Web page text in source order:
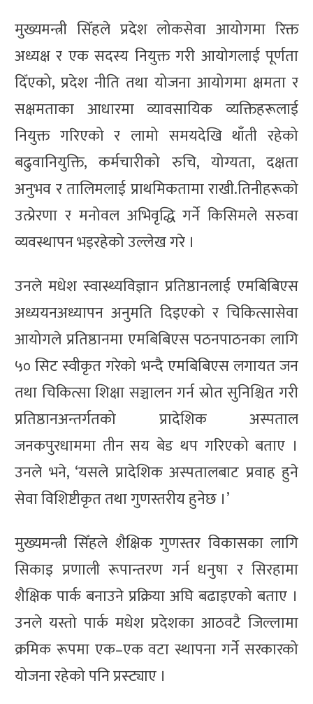
मुख्यमन्त्री सिँहले प्रदेश लोकसेवा आयोगमा रिक्त
अध्यक्ष र एक सदस्य नियुक्त गरी आयोगलाई पूर्णता
दिँएको, प्रदेश नीति तथा योजना आयोगमा क्षमता र
सक्षमताका आधारमा व्यावसायिक व्यक्तिहरूलाई
नियुक्त गरिएको र लामो समयदेखि थाँती रहेको
बढुवानियुक्ति, कर्मचारीको रुचि, योग्यता, दक्षता
अनुभव र तालिमलाई प्राथमिकतामा राखी.तिनीहरूको
उत्प्रेरणा र मनोवल अभिवृद्धि गर्ने किसिमले सरुवा
व्यवस्थापन भइरहेको उल्लेख गरे ।
उनले मधेश स्वास्थ्यविज्ञान प्रतिष्ठानलाई एमबिबिएस
अध्ययनअध्यापन अनुमति दिइएको र चिकित्सासेवा
आयोगले प्रतिष्ठानमा एमबिबिएस पठनपाठनका लागि
५० सिट स्वीकृत गरेको भन्दै एमबिबिएस लगायत जन
तथा चिकित्सा शिक्षा सञ्चालन गर्न स्रोत सुनिश्चित गरी
प्रतिष्ठानअन्तर्गतको प्रादेशिक अस्पताल
जनकपुरधाममा तीन सय बेड थप गरिएको बताए ।
उनले भने, ‘यसले प्रादेशिक अस्पतालबाट प्रवाह हुने
सेवा विशिष्टीकृत तथा गुणस्तरीय हुनेछ ।’
मुख्यमन्त्री सिँहले शैक्षिक गुणस्तर विकासका लागि
सिकाइ प्रणाली रूपान्तरण गर्न धनुषा र सिरहामा
शैक्षिक पार्क बनाउने प्रक्रिया अघि बढाइएको बताए ।
उनले यस्तो पार्क मधेश प्रदेशका आठवटै जिल्लामा
क्रमिक रूपमा एक–एक वटा स्थापना गर्ने सरकारको
योजना रहेको पनि प्रस्ट्याए ।